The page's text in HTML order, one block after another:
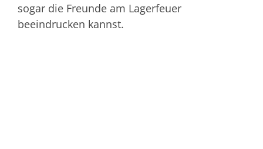
sogar die Freunde am Lagerfeuer
beeindrucken kannst.